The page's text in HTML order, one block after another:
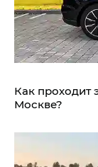
Как проходит
Москве?